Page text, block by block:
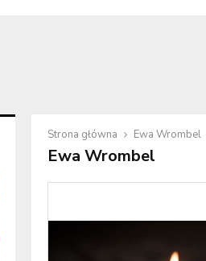
Strona główna Ewa Wrombel
Ewa Wrombel